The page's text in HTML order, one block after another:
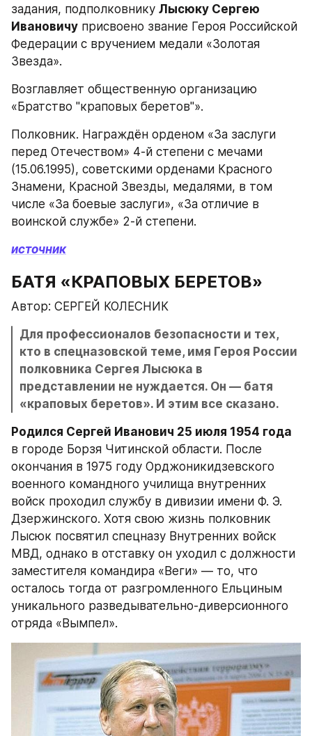
задания, подполковнику Лысюку Сергею
Ивановичу присвоено звание Героя Российской
Федерации с вручением медали «Золотая
Звезда».
Возглавляет общественную организацию
«Братство "краповых беретов"».
Полковник. Награждён орденом «За заслуги
перед Отечеством» 4-й степени с мечами
(15.06.1995), советскими орденами Красного
Знамени, Красной Звезды, медалями, в том
числе «За боевые заслуги», «За отличие в
воинской службе» 2-й степени.
источник
БАТЯ «КРАПОВЫХ БЕРЕТОВ»
Автор: СЕРГЕЙ КОЛЕСНИК
Для профессионалов безопасности и тех,
кто в спецназовской теме, имя Героя России
полковника Сергея Лысюка в
представлении не нуждается. Он — батя
«краповых беретов». И этим все сказано.
Родился Сергей Иванович 25 июля 1954 года
в городе Борзя Читинской области. После
окончания в 1975 году Орджоникидзевского
военного командного училища внутренних
войск проходил службу в дивизии имени Ф. Э.
Дзержинского. Хотя свою жизнь полковник
Лысюк посвятил спецназу Внутренних войск
МВД, однако в отставку он уходил с должности
заместителя командира «Веги» — то, что
осталось тогда от разгромленного Ельциным
уникального разведывательно-диверсионного
отряда «Вымпел».